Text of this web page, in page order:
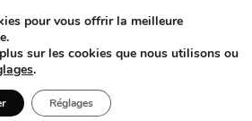
pour vous offrir la meilleure
sur les cookies que nous utilisons ou
.
Réglages